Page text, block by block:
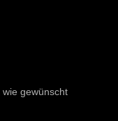
wie gewünscht